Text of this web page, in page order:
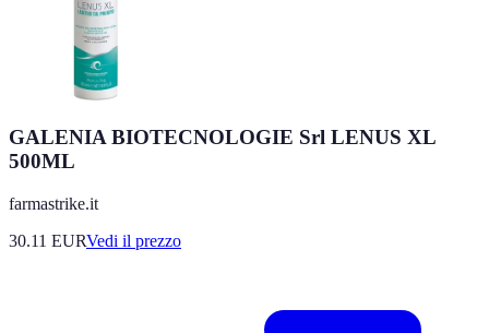
GALENIA BIOTECNOLOGIE Srl LENUS XL
500ML
farmastrike.it
30.11 EURVedi il prezzo